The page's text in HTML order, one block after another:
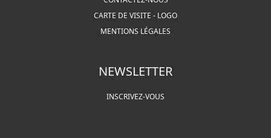
CARTE DE VISITE - LOGO
MENTIONS LÉGALES
NEWSLETTER
INSCRIVEZ-VOUS